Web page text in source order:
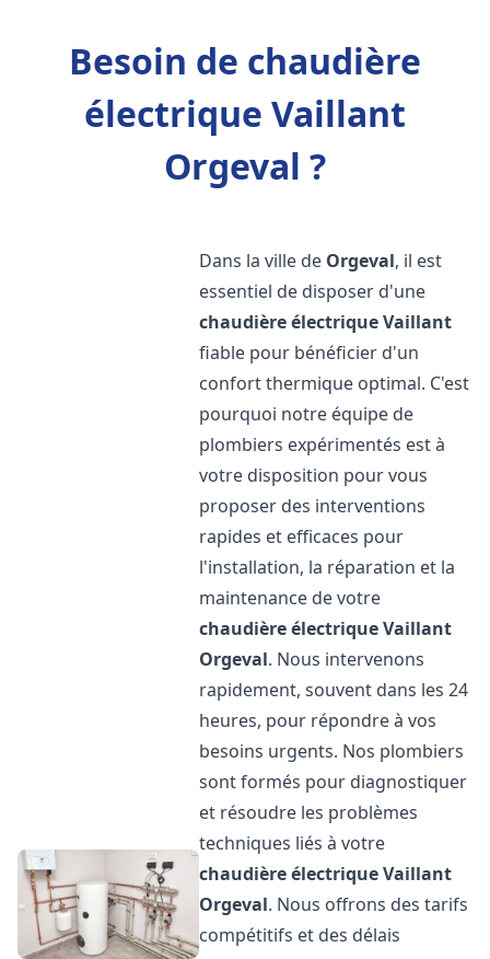
Besoin de chaudière
électrique Vaillant
Orgeval ?
Dans la ville de Orgeval, il est
essentiel de disposer d'une
chaudière électrique Vaillant
fiable pour bénéficier d'un
confort thermique optimal. C'est
pourquoi notre équipe de
plombiers expérimentés est à
votre disposition pour vous
proposer des interventions
rapides et efficaces pour
l'installation, la réparation et la
maintenance de votre
chaudière électrique Vaillant
Orgeval. Nous intervenons
rapidement, souvent dans les 24
heures, pour répondre à vos
besoins urgents. Nos plombiers
sont formés pour diagnostiquer
et résoudre les problèmes
techniques liés à votre
chaudière électrique Vaillant
Orgeval. Nous offrons des tarifs
compétitifs et des délais